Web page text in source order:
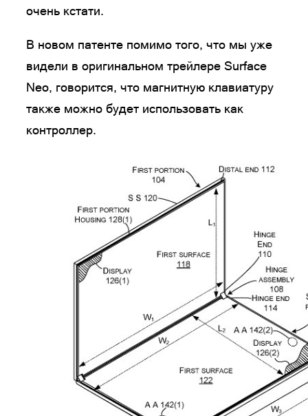
очень кстати.
В новом патенте помимо того, что мы уже
видели в оригинальном трейлере Surface
Neo, говорится, что магнитную клавиатуру
также можно будет использовать как
контроллер.